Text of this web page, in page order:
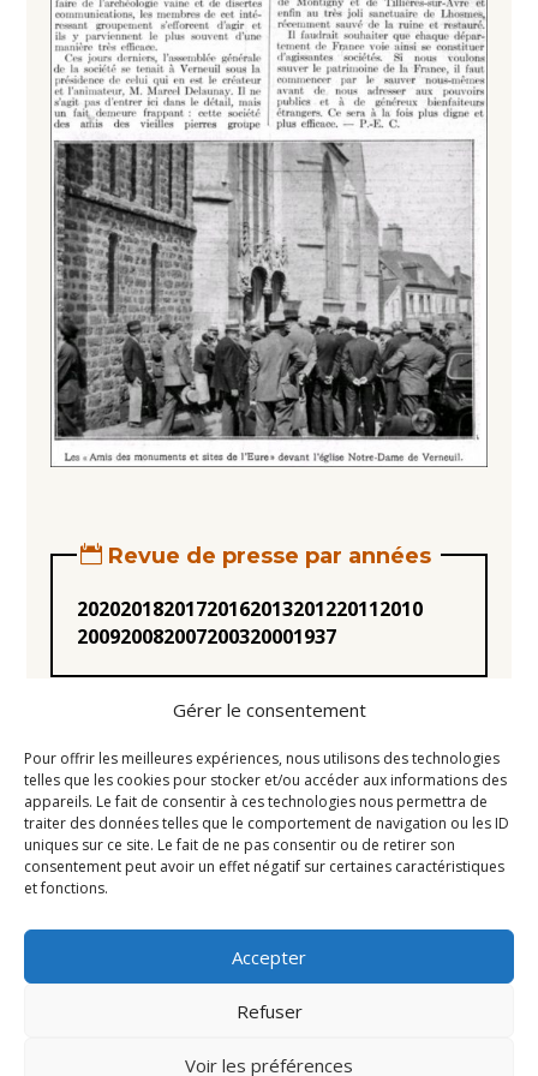
Gérer le consentement
Pour offrir les meilleures expériences, nous utilisons des technologies
telles que les cookies pour stocker et/ou accéder aux informations des
appareils. Le fait de consentir à ces technologies nous permettra de
traiter des données telles que le comportement de navigation ou les ID
uniques sur ce site. Le fait de ne pas consentir ou de retirer son
consentement peut avoir un effet négatif sur certaines caractéristiques
et fonctions.
Accepter
Refuser
Voir les préférences
Revue de presse par années
20202018201720162013201220112010
200920082007200320001937
Statuts
Règlement intérieur
Liens utiles